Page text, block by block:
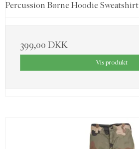
Percussion Børne Hoodie Sweatshirt
399,00 DKK
Vis produkt